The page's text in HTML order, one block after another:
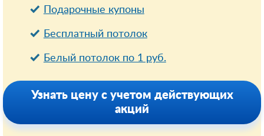
Подарочные купоны
Бесплатный потолок
Белый потолок по 1 руб.
Узнать цену с учетом действующих
акций